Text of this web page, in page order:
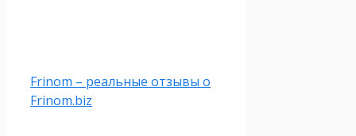
Frinom – реальные отзывы о
Frinom.biz